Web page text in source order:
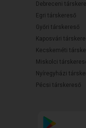
Debreceni
Egri társkereső
Győri társkereső
Kaposvári
Kecskeméti
Miskolci
Nyíregyházi
Pécsi társkereső